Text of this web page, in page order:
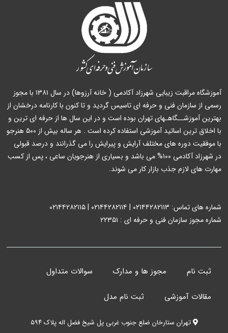
آموزشگاه مراقبت زیبایی شهرزاد آکادمی ( خانه آرزوها) در سال ۱۳۸۱ با مجوز
رسمی از سازمان فنی و حرفه ای تاسیس گردید و تا کنون با کارنامه درخشان از
بهترین آموزشــگاهـهای تهران بوده است و در این سال ها از حرفه ای ترین و
با اخلاق ترین اساتید آموزشی استفاده کرده است . هر ساله بیش از ۵۰۰ هنرجو
با موفقیت دوره های مختلف آرایش و پیرایش را می گذرانند و درصد قبولی
در شهرزاد آکادمی ۱۰۰% می باشد و بسیاری از هنرجویان ساعی ، پس از کسب
مهارت های لازم جذب بازار کار می شوند.
شماره های تماس: ۰۲۱۴۴۲۸۲۱۱۳ | ۰۲۱۴۴۲۸۲۱۱۴ | ۰۲۱۴۴۲۸۲۱۱۵
شماره مجوز سازمان فنی و حرفه ای : ۲۲۳۵۱
ثبت نام مجوز ها و مدارک سوالات متداول
مقالات آموزشی ثبت نام مدل
تهران ستارخان ضلع جنوب غربی پل شیخ فضل اله پلاک ۵۹۴